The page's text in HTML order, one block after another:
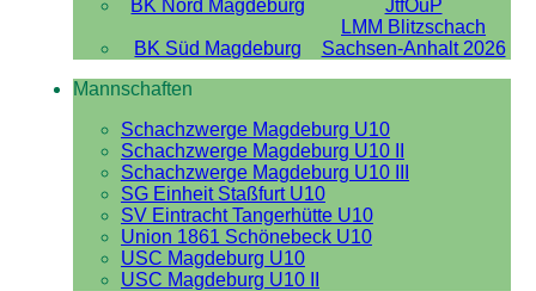
BK Nord Magdeburg
JtfOuP
BK Süd Magdeburg
LMM Blitzschach
Sachsen-Anhalt 2026
Mannschaften
Schachzwerge Magdeburg U10
Schachzwerge Magdeburg U10 II
Schachzwerge Magdeburg U10 III
SG Einheit Staßfurt U10
SV Eintracht Tangerhütte U10
Union 1861 Schönebeck U10
USC Magdeburg U10
USC Magdeburg U10 II